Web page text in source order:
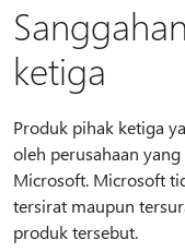
ketiga
Produk pihak ketiga
oleh perusahaan
Microsoft. Microsoft
tersirat maupun
produk tersebut.